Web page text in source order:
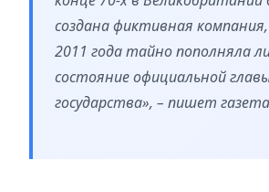
создана фиктивная
2011 года тайно пополняла
состояние официальной
государства», – пишет